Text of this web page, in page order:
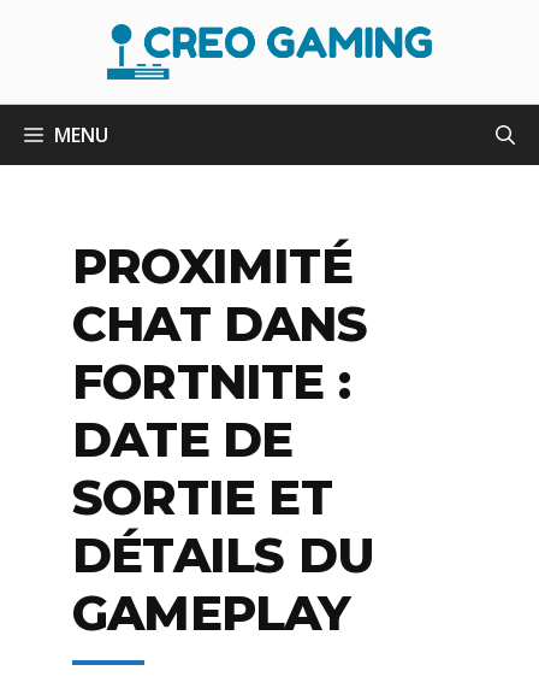
MENU
PROXIMITÉ
CHAT DANS
FORTNITE :
DATE DE
SORTIE ET
DÉTAILS DU
GAMEPLAY